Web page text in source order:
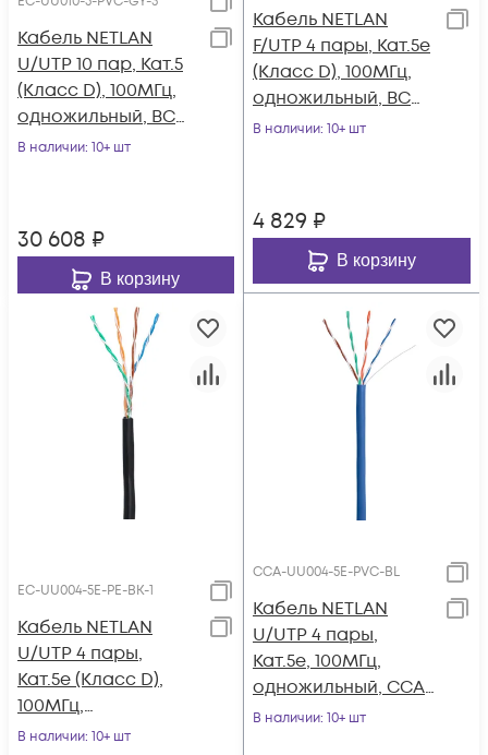
Кабель NETLAN
U/UTP 10 пар, Кат.5
(Класс D), 100МГц,
одножильный, BC
(чистая медь),
В наличии: 10+ шт
30 608 ₽
В корзину
Кабель NETLAN
F/UTP 4 пары, Кат.5e
(Класс D), 100МГц,
одножильный, BC
(чистая медь),
В наличии: 10+ шт
4 829 ₽
В корзину
EC-UU004-5E-PE-BK-1
Кабель NETLAN
U/UTP 4 пары,
Кат.5e (Класс D),
100МГц,
одножильный, BC
В наличии: 10+ шт
CCA-UU004-5E-PVC-BL
Кабель NETLAN
U/UTP 4 пары,
Кат.5e, 100МГц,
одножильный, CCA
(омедненный
В наличии: 10+ шт